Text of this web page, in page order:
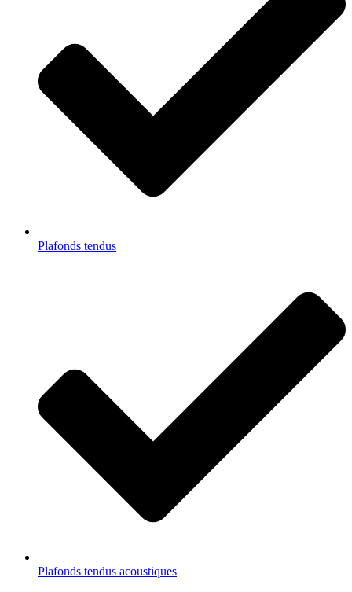
Plafonds tendus
Plafonds tendus acoustiques